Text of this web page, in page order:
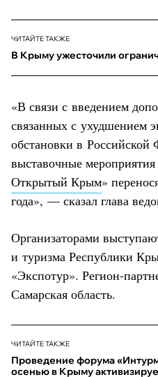
ЧИТАЙТЕ ТАКЖЕ
В Крыму ужесточили
«В связи с введением
связанных с ухудшением
обстановки в
выставочные
Открытый Крым»
года», — сказал глава
Организаторами
и туризма Республики
«Экспотур». Регион-
Самарская область.
ЧИТАЙТЕ ТАКЖЕ
Проведение форума
осенью в Крыму